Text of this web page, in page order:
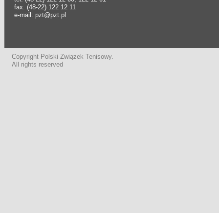
fax. (48-22) 122 12 11
e-mail: pzt@pzt.pl
Copyright Polski Związek Tenisowy.
All rights reserved